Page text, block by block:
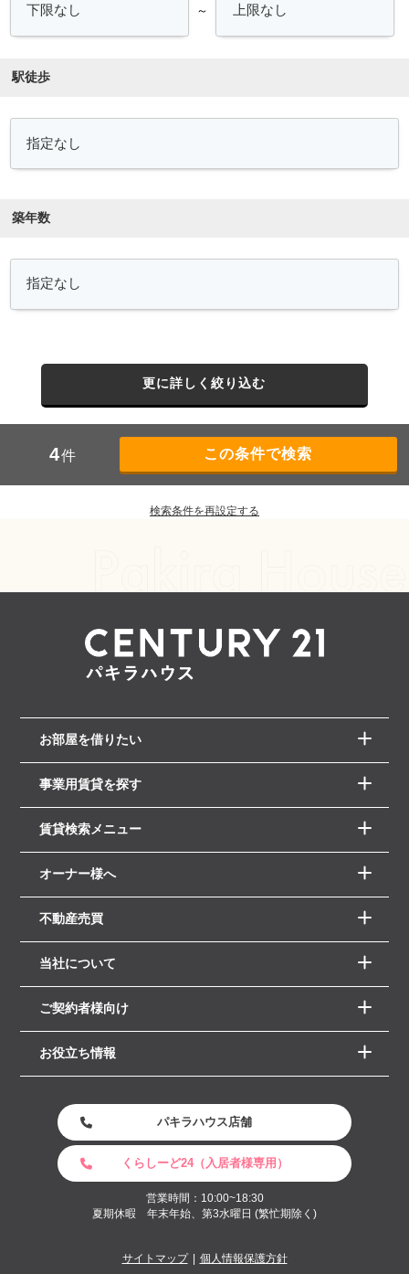
～
駅徒歩
築年数
更に詳しく絞り込む
4件
検索条件を再設定する
お部屋を借りたい
事業用賃貸を探す
賃貸検索メニュー
オーナー様へ
不動産売買
当社について
ご契約者様向け
お役立ち情報
パキラハウス店舗
くらしーど24（入居者様専用）
営業時間：10:00~18:30
夏期休暇 年末年始、第3水曜日 (繁忙期除く)
サイトマップ 個人情報保護方針